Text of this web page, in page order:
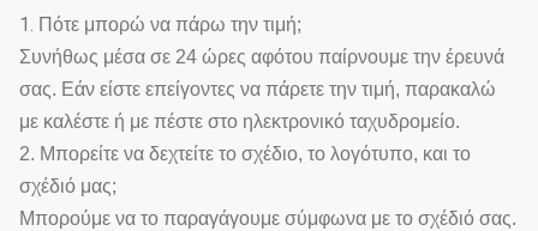
1. Πότε μπορώ να πάρω την τιμή;
Συνήθως μέσα σε 24 ώρες αφότου παίρνουμε την έρευνά
σας. Εάν είστε επείγοντες να πάρετε την τιμή, παρακαλώ
με καλέστε ή με πέστε στο ηλεκτρονικό ταχυδρομείο.
2. Μπορείτε να δεχτείτε το σχέδιο, το λογότυπο, και το
σχέδιό μας;
Μπορούμε να το παραγάγουμε σύμφωνα με το σχέδιό σας.